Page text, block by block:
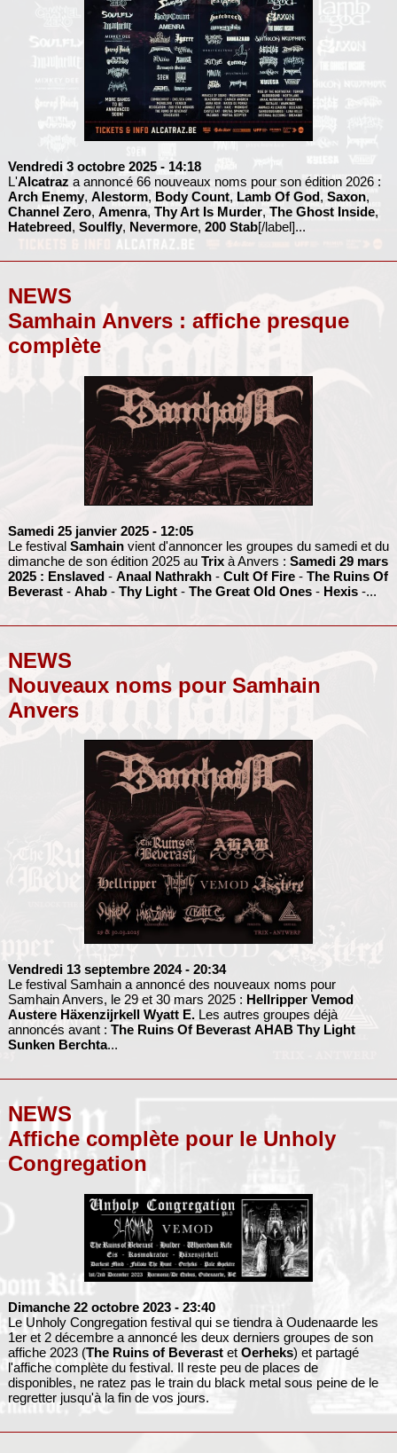
Vendredi 3 octobre 2025 - 14:18
L'Alcatraz a annoncé 66 nouveaux noms pour son édition 2026 :
Arch Enemy, Alestorm, Body Count, Lamb Of God, Saxon,
Channel Zero, Amenra, Thy Art Is Murder, The Ghost Inside,
Hatebreed, Soulfly, Nevermore, 200 Stab[/label]...
NEWS
Samhain Anvers : affiche presque
complète
Samedi 25 janvier 2025 - 12:05
Le festival Samhainvient d'annoncer les groupes du samedi et du
dimanche de son édition 2025 au Trixà Anvers : Samedi 29 mars
2025 : Enslaved- Anaal Nathrakh- Cult Of Fire- The Ruins Of
Beverast- Ahab- Thy Light- The Great Old Ones- Hexis-...
NEWS
Nouveaux noms pour Samhain
Anvers
Vendredi 13 septembre 2024 - 20:34
Le festival Samhain a annoncé des nouveaux noms pour
Samhain Anvers, le 29 et 30 mars 2025 : Hellripper Vemod
Austere Häxenzijrkell Wyatt E. Les autres groupes déjà
annoncés avant : The Ruins Of Beverast AHAB Thy Light
Sunken Berchta...
NEWS
Affiche complète pour le Unholy
Congregation
Dimanche 22 octobre 2023 - 23:40
Le Unholy Congregation festival qui se tiendra à Oudenaarde les
1er et 2 décembre a annoncé les deux derniers groupes de son
affiche 2023 (The Ruins of Beverastet Oerheks) et partagé
l'affiche complète du festival. Il reste peu de places de
disponibles, ne ratez pas le train du black metal sous peine de le
regretter jusqu'à la fin de vos jours.